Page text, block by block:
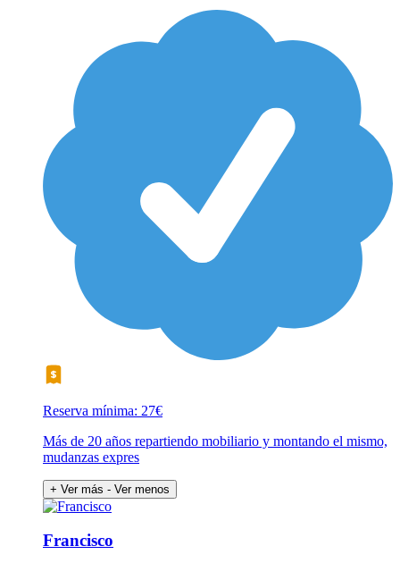
Reserva mínima: 27€
Más de 20 años repartiendo mobiliario y montando el mismo,
mudanzas expres
+ Ver más - Ver menos
Francisco